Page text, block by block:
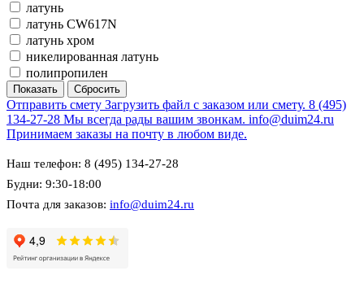
латунь
латунь CW617N
латунь хром
никелированная латунь
полипропилен
Отправить смету Загрузить файл с заказом или смету. 8 (495)
134-27-28 Мы всегда рады вашим звонкам. info@duim24.ru
Принимаем заказы на почту в любом виде.
Наш телефон: 8 (495) 134-27-28
Будни: 9:30-18:00
Почта для заказов: info@duim24.ru